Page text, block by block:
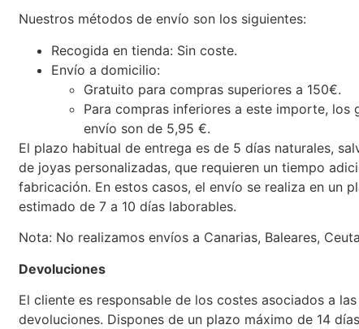
Nuestros métodos de envío son los siguientes:
Recogida en tienda: Sin coste.
Envío a domicilio:
Gratuito para compras superiores a 150€.
Para compras inferiores a este importe, los
envío son de 5,95 €.
El plazo habitual de entrega es de 5 días naturales,
de joyas personalizadas, que requieren un tiempo
fabricación. En estos casos, el envío se realiza en un
estimado de 7 a 10 días laborables.
Nota: No realizamos envíos a Canarias, Baleares,
Devoluciones
El cliente es responsable de los costes asociados a las
devoluciones. Dispones de un plazo máximo de 14